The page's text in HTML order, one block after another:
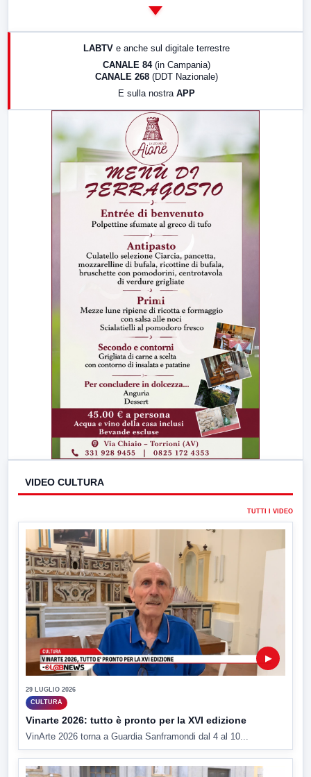
17:00 LabNews (replica)
LABTV e anche sul digitale terrestre
CANALE 84 (in Campania)
CANALE 268 (DDT Nazionale)
E sulla nostra APP
VIDEO CULTURA
TUTTI I VIDEO
▶
29 LUGLIO 2026
CULTURA
Vinarte 2026: tutto è pronto per la XVI edizione
VinArte 2026 torna a Guardia Sanframondi dal 4 al 10...